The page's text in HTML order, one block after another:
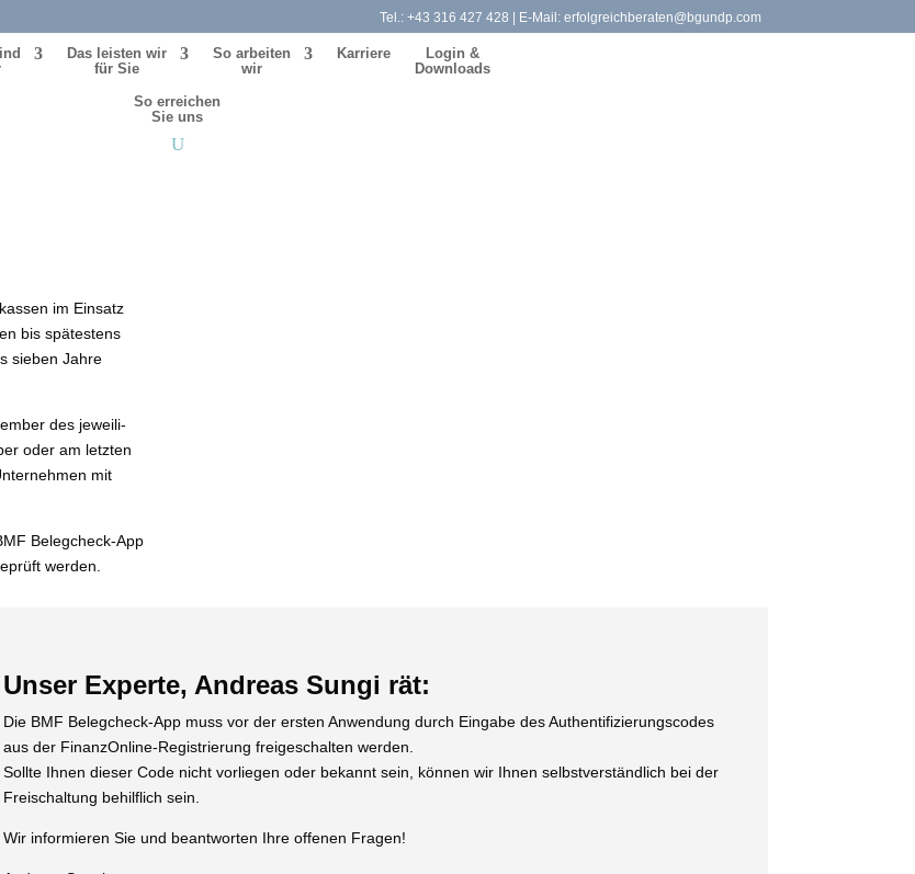
Tel.: +43 316 427 428 | E-Mail: erfolgreichberaten@bgundp.com
Das leis­ten wir
für Sie
So arbei­ten
wir
Karriere
Login &
Downloads
So errei­chen
Sie uns
0 Kommentare
im Einsatz
bis spä­tes­tens
sie­ben Jahre
des jewei­li­
oder am letz­ten
mit
Belegcheck-App
werden.
Unser Experte, Andreas Sungi rät:
Die BMF Belegcheck-App muss vor der ers­ten Anwendung durch Eingabe des Authentifizierungscodes
aus der FinanzOnline-Registrierung frei­ge­schal­ten wer­den.
Sollte Ihnen die­ser Code nicht vor­lie­gen oder bekannt sein, kön­nen wir Ihnen selbst­ver­ständ­lich bei der
Freischaltung behilf­lich sein.
Wir infor­mie­ren Sie und beant­wor­ten Ihre offe­nen Fragen!